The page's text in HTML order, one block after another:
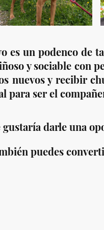
es un podenco de
y sociable con
nuevos y recibir
para ser el
gustaría darle una
puedes